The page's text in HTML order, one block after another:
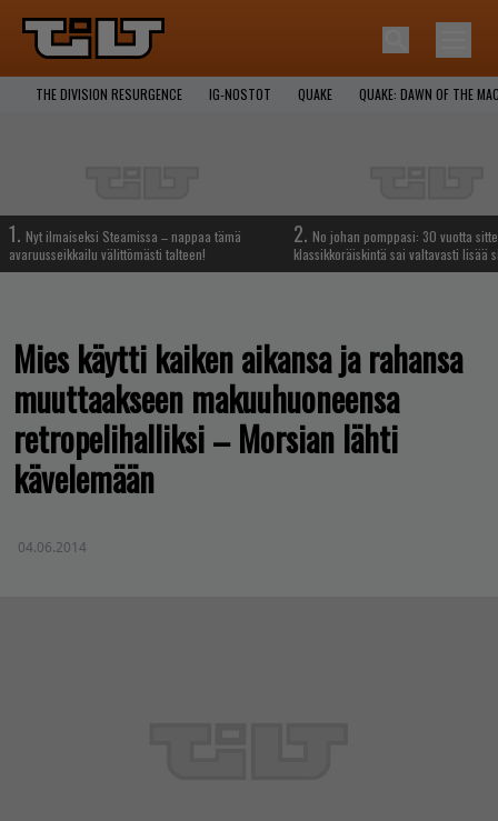
THE DIVISION RESURGENCE IG-NOSTOT QUAKE QUAKE: DAWN OF THE
1. Nyt ilmaiseksi Steamissa – nappaa tämä
avaruusseikkailu välittömästi talteen!
2. No johan pomppasi: 30 vuotta
klassikkoräiskintä sai valtavasti lisää
Mies käytti kaiken aikansa ja rahansa
muuttaakseen makuuhuoneensa
retropelihalliksi – Morsian lähti
kävelemään
04.06.2014